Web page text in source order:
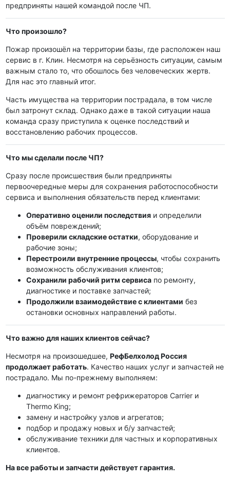
предприняты нашей командой после ЧП.
Что произошло?
Пожар произошёл на территории базы, где расположен наш
сервис в г. Клин. Несмотря на серьёзность ситуации, самым
важным стало то, что обошлось без человеческих жертв.
Для нас это главный итог.
Часть имущества на территории пострадала, в том числе
был затронут склад. Однако даже в такой ситуации наша
команда сразу приступила к оценке последствий и
восстановлению рабочих процессов.
Что мы сделали после ЧП?
Сразу после происшествия были предприняты
первоочередные меры для сохранения работоспособности
сервиса и выполнения обязательств перед клиентами:
Оперативно оценили последствияи определили
объём повреждений;
Проверили складские остатки, оборудование и
рабочие зоны;
Перестроили внутренние процессы, чтобы сохранить
возможность обслуживания клиентов;
Сохранили рабочий ритм сервисапо ремонту,
диагностике и поставке запчастей;
Продолжили взаимодействие с клиентами без
остановки основных направлений работы.
Что важно для наших клиентов сейчас?
Несмотря на произошедшее, РефБелхолод Россия
продолжает работать. Качество наших услуг и запчастей не
пострадало. Мы по-прежнему выполняем:
диагностику и ремонт рефрижераторов Carrier и
Thermo King;
замену и настройку узлов и агрегатов;
подбор и продажу новых и б/у запчастей;
обслуживание техники для частных и корпоративных
клиентов.
На все работы и запчасти действует гарантия.